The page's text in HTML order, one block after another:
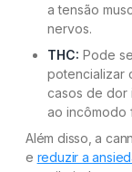
a tensão
nervos.
THC: Pode
potencializar
casos de dor
ao incômodo
Além disso, a
e reduzir a